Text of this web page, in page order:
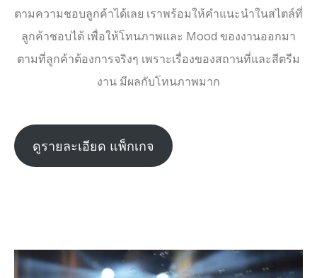
ตามความชอบลูกค้าได้เลย เราพร้อมให้คำแนะนำในสไตล์ที่
ลูกค้าชอบได้ เพื่อให้โทนภาพและ Mood ของงานออกมา
ตามที่ลูกค้าต้องการจริงๆ เพราะเรื่องของสถานที่และสีตรีม
งาน มีผลกับโทนภาพมาก
ดูรายละเอียด แพ็กเกจ